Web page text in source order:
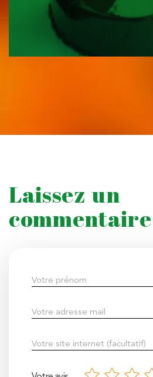
Laissez un
commentaire